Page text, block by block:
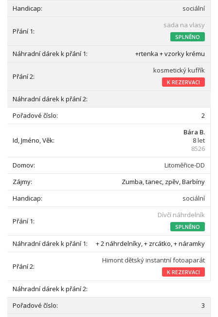
sociální
sada na vlasy
SPLNĚNO
+rtenka + vzorky krému
kosmetický kufřík
K REZERVACI
2
Bára B.
8 let
8526
Litoměřice-DD
Zumba, tanec, zpěv, Barbíny
sociální
Dívčí náhrdelník
SPLNĚNO
+ 2 náhrdelníky, + zrcátko, + náramky
Himont dětský instantní fotoaparát
K REZERVACI
3